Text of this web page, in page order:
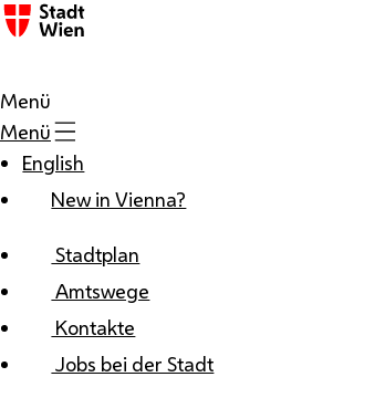
Zum Inhalt
Menü
Menü
English
New in Vienna?
Stadtplan
Amtswege
Kontakte
Jobs bei der Stadt